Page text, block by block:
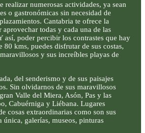
realizar numerosas actividades, ya sean
o gastronómicas sin necesidad de
Cantabria te ofrece la
todas y cada una de las
así, poder percibir los contrastes que hay
80 kms, puedes disfrutar de sus costas,
y sus increíbles playas de
del senderismo y de sus paisajes
Sin olvidarnos de sus maravillosos
Valle del Miera, Asón, Pas y las
Cabuérniga y Liébana. Lugares
cosas extraordinarias como son sus
única, galerías, museos, pinturas